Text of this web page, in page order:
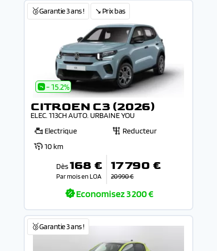
🥉Garantie 3 ans ! ↘️ Prix bas
- 15.2%
CITROEN C3 (2026)
ELEC. 113CH AUTO. URBAINE YOU
Electrique
Reducteur
10 km
Dès168 €
Par mois en LOA
17 790 €
20 990 €
Economisez3 200 €
🥉Garantie 3 ans !